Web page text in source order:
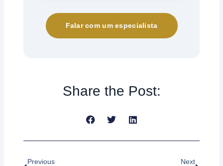
Falar com um especialista
Share the Post:
Previous
Next